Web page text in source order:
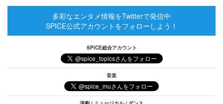
多彩なエンタメ情報をTwitterで発信中
SPICE公式アカウントをフォローしよう！
SPICE総合アカウント
音楽